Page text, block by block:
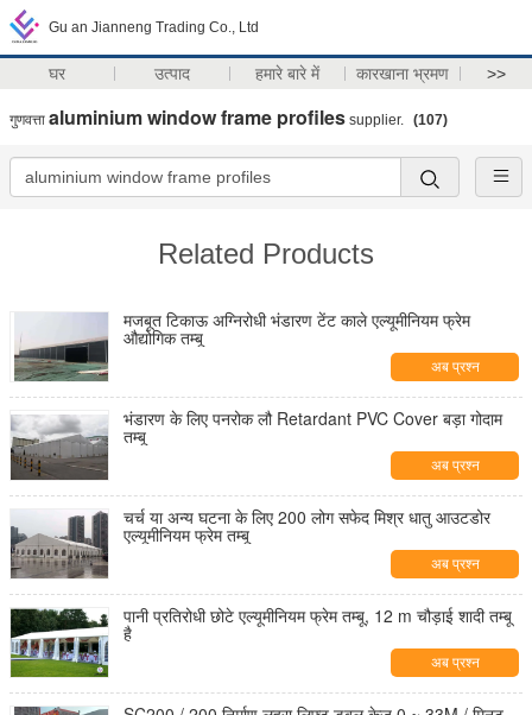
Gu an Jianneng Trading Co., Ltd
घर उत्पाद हमारे बारे में कारखाना भ्रमण >>
गुणवत्ता aluminium window frame profiles supplier. (107)
Related Products
मजबूत टिकाऊ अग्निरोधी भंडारण टेंट काले एल्यूमीनियम फ्रेम
औद्योगिक तम्बू
अब प्रश्न
भंडारण के लिए पनरोक लौ Retardant PVC Cover बड़ा गोदाम
तम्बू
अब प्रश्न
चर्च या अन्य घटना के लिए 200 लोग सफेद मिश्र धातु आउटडोर
एल्यूमीनियम फ्रेम तम्बू
अब प्रश्न
पानी प्रतिरोधी छोटे एल्यूमीनियम फ्रेम तम्बू, 12 m चौड़ाई शादी तम्बू
है
अब प्रश्न